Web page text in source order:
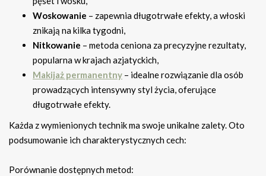
Woskowanie – zapewnia długotrwałe efekty, a włoski
znikają na kilka tygodni,
Nitkowanie – metoda ceniona za precyzyjne rezultaty,
popularna w krajach azjatyckich,
Makijaż permanentny – idealne rozwiązanie dla osób
prowadzących intensywny styl życia, oferujące
długotrwałe efekty.
Każda z wymienionych technik ma swoje unikalne zalety. Oto
podsumowanie ich charakterystycznych cech:
Porównanie dostępnych metod: